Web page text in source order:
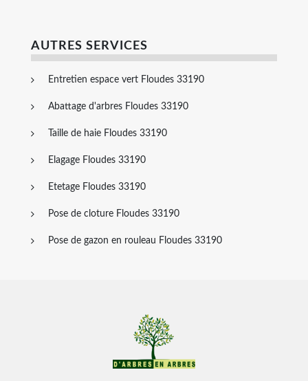
AUTRES SERVICES
Entretien espace vert Floudes 33190
Abattage d'arbres Floudes 33190
Taille de haie Floudes 33190
Elagage Floudes 33190
Etetage Floudes 33190
Pose de cloture Floudes 33190
Pose de gazon en rouleau Floudes 33190